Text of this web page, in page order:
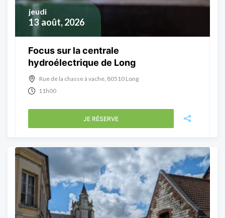
13 août, 2026
jeudi
Focus sur la centrale
hydroélectrique de Long
Rue de la chasse à vache, 80510 Long
11h00
JE RÉSERVE